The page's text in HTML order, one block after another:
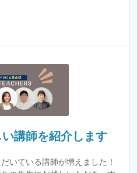
講師を紹介します
いている講師が増えました！